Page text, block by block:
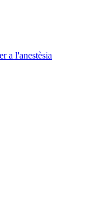
a l'anestèsia